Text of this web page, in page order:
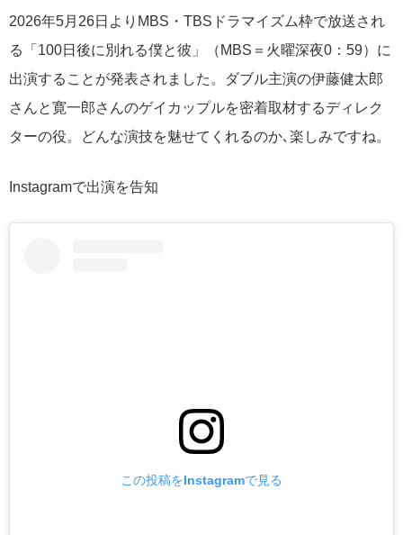
2026年5月26日よりMBS・TBSドラマイズム枠で放送され
る「100日後に別れる僕と彼」（MBS＝火曜深夜0：59）に
出演することが発表されました。ダブル主演の伊藤健太郎
さんと寛一郎さんのゲイカップルを密着取材するディレク
ターの役。どんな演技を魅せてくれるのか､楽しみですね。
Instagramで出演を告知
この投稿をInstagramで見る